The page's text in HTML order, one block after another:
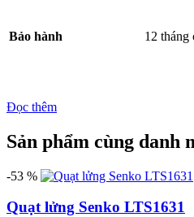
Bảo hành 12 tháng
Đọc thêm
Sản phẩm cùng danh
-53 %
Quạt lửng Senko LTS1631